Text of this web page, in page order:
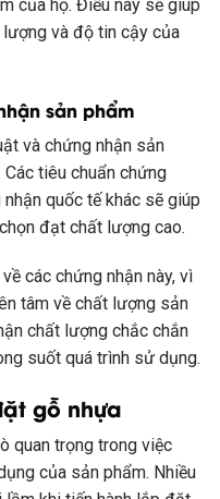
của họ. Điều này sẽ giúp
và độ tin cậy của
sản phẩm
và chứng nhận sản
tiêu chuẩn chứng
quốc tế khác sẽ giúp
đạt chất lượng cao.
các chứng nhận này, vì
tâm về chất lượng sản
chất lượng chắc chắn
suốt quá trình sử dụng.
gỗ nhựa
quan trọng trong việc
của sản phẩm. Nhiều